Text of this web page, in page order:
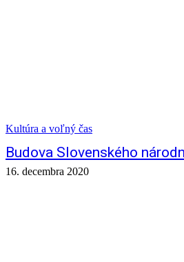
Kultúra a voľný čas
Budova Slovenského
16. decembra 2020